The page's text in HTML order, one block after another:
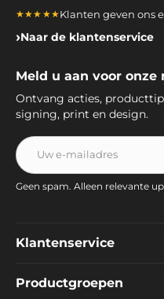
★★★★★Klanten geven ons
Naar de klantenservice
Meld u aan voor onze
Ontvang acties,
signing, print en design.
E-mailadres
Geen spam. Alleen relevante
Klantenservice
Productgroepen